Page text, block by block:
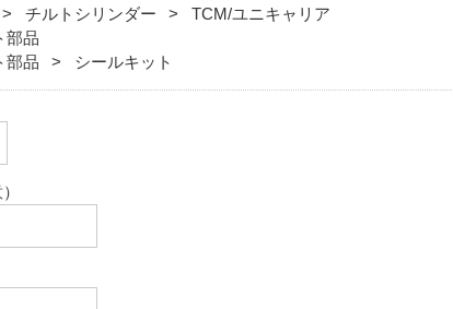
チルトシリンダー
TCM/ユニキャリア
部品
部品 シールキット